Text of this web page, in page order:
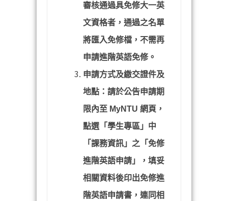
審核通過具免修大一英
文資格者，通過之名單
將匯入免修檔，不需再
申請進階英語免修。
申請方式及繳交證件及
地點：請於公告申請期
限內至 MyNTU網頁，
點選「學生專區」中
「課務資訊」之「免修
進階英語申請」，填妥
相關資料後印出免修進
階英語申請書，連同相